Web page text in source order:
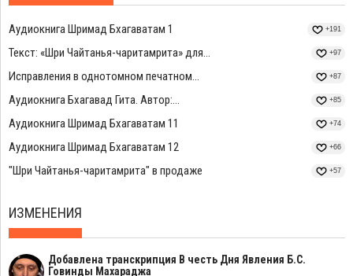
Аудиокнига Шримад Бхагаватам 1 +191
Текст: «Шри Чайтанья-чаритамрита» для... +97
Исправления в однотомном печатном... +87
Аудиокнига Бхагавад Гита. Автор:... +85
Аудиокнига Шримад Бхагаватам 11 +74
Аудиокнига Шримад Бхагаватам 12 +66
"Шри Чайтанья-чаритамрита" в продаже +57
ИЗМЕНЕНИЯ
Добавлена транскрипция В честь Дня Явления Б.С.
Говинды Махараджа